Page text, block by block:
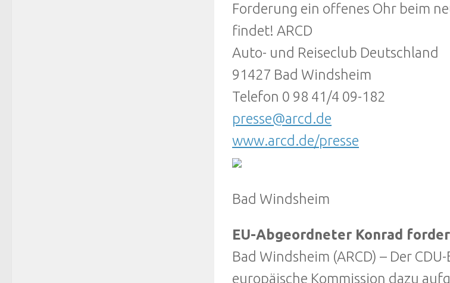
Forderung ein offenes Ohr beim
findet! ARCD
Auto- und Reiseclub Deutschland
91427 Bad Windsheim
Telefon 0 98 41/4 09-182
presse@arcd.de
www.arcd.de/presse
Bad Windsheim
EU-Abgeordneter Konrad
Bad Windsheim (ARCD) – Der
europäische Kommission dazu